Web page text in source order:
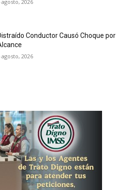
agosto, 2026
Conductor Causó Choque por
agosto, 2026